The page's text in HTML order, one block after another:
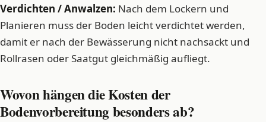
Verdichten / Anwalzen: Nach dem Lockern und
Planieren muss der Boden leicht verdichtet werden,
damit er nach der Bewässerung nicht nachsackt und
Rollrasen oder Saatgut gleichmäßig aufliegt.
Wovon hängen die Kosten der
Bodenvorbereitung besonders ab?